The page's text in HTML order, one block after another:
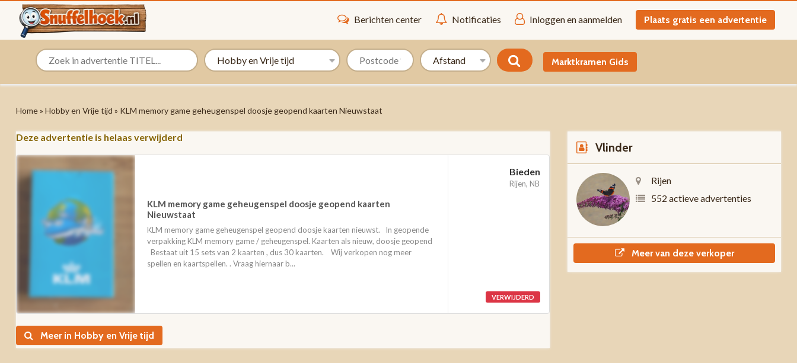
Berichten center Notificaties Inloggen en aanmelden Plaats gratis een advertentie
Marktkramen Gids
Home» Hobby en Vrije tijd » KLM memory game geheugenspel doosje geopend kaarten Nieuwstaat
Deze advertentie is helaas verwijderd
KLM memory game geheugenspel doosje geopend kaarten
Nieuwstaat
KLM memory game geheugenspel geopend doosje kaarten nieuwst. In geopende
verpakking KLM memory game / geheugenspel. Kaarten als nieuw, doosje geopend
Bestaat uit 15 sets van 2 kaarten , dus 30 kaarten. Wij verkopen nog meer
spellen en kaartspellen. . Vraag hiernaar b...
Bieden
Rijen, NB
VERWIJDERD
Meer in Hobby en Vrije tijd
Vlinder
Rijen
552 actieve advertenties
Meer van deze verkoper